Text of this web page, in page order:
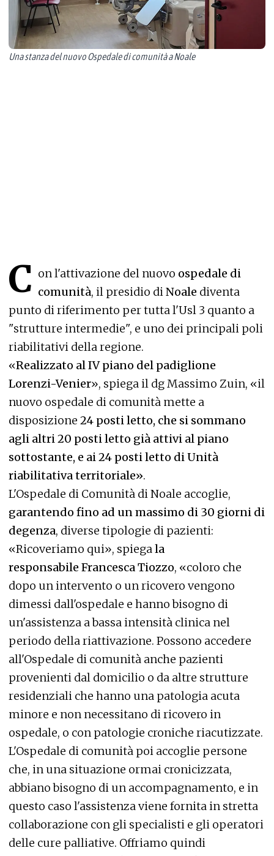
Una stanza del nuovo Ospedale di comunità a Noale
C on l'attivazione del nuovo ospedale di
comunità, il presidio diNoale diventa
punto di riferimento per tutta l'Usl 3 quanto a
"strutture intermedie", e uno dei principali poli
riabilitativi della regione.
«Realizzato al IV piano del padiglione
Lorenzi-Venier», spiega il dg Massimo Zuin, «il
nuovo ospedale di comunità mette a
disposizione 24 posti letto, che si sommano
agli altri 20 posti letto già attivi al piano
sottostante, e ai 24 posti letto di Unità
riabilitativa territoriale».
L'Ospedale di Comunità di Noale accoglie,
garantendo fino ad un massimo di 30 giorni di
degenza, diverse tipologie di pazienti:
«Ricoveriamo qui», spiegala
responsabile Francesca Tiozzo, «coloro che
dopo un intervento o un ricovero vengono
dimessi dall'ospedale e hanno bisogno di
un'assistenza a bassa intensità clinica nel
periodo della riattivazione. Possono accedere
all'Ospedale di comunità anche pazienti
provenienti dal domicilio o da altre strutture
residenziali che hanno una patologia acuta
minore e non necessitano di ricovero in
ospedale, o con patologie croniche riacutizzate.
L'Ospedale di comunità poi accoglie persone
che, in una situazione ormai cronicizzata,
abbiano bisogno di un accompagnamento, e in
questo caso l'assistenza viene fornita in stretta
collaborazione con gli specialisti e gli operatori
delle cure palliative. Offriamo quindi